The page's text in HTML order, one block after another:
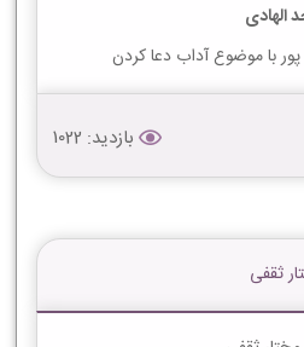
الهادی
پور با موضوع آداب دعا کردن
بازدید: 1022
ثقفی